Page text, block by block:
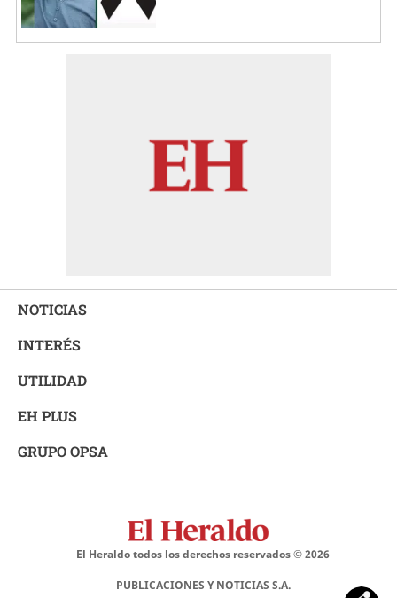
NOTICIAS
INTERÉS
UTILIDAD
EH PLUS
GRUPO OPSA
El Heraldo todos los derechos reservados ©2026
PUBLICACIONES Y NOTICIAS S.A.